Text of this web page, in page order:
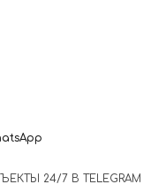
24/7 В TELEGRAM